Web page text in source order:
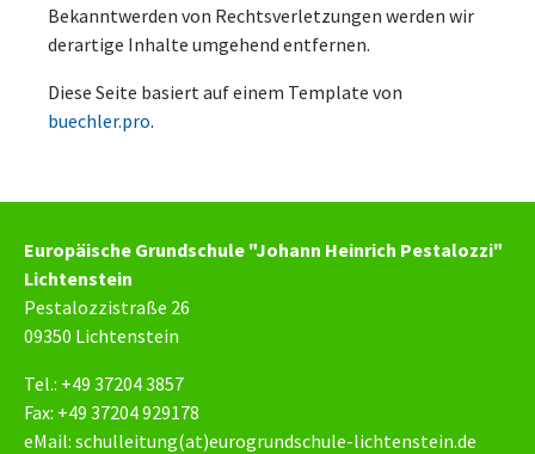
Bekanntwerden von Rechtsverletzungen werden wir
derartige Inhalte umgehend entfernen.
Diese Seite basiert auf einem Template von
buechler.pro.
Europäische Grundschule "Johann Heinrich Pestalozzi"
Lichtenstein
Pestalozzistraße 26
09350 Lichtenstein
Tel.: +49 37204 3857
Fax: +49 37204 929178
eMail: schulleitung(at)eurogrundschule-lichtenstein.de